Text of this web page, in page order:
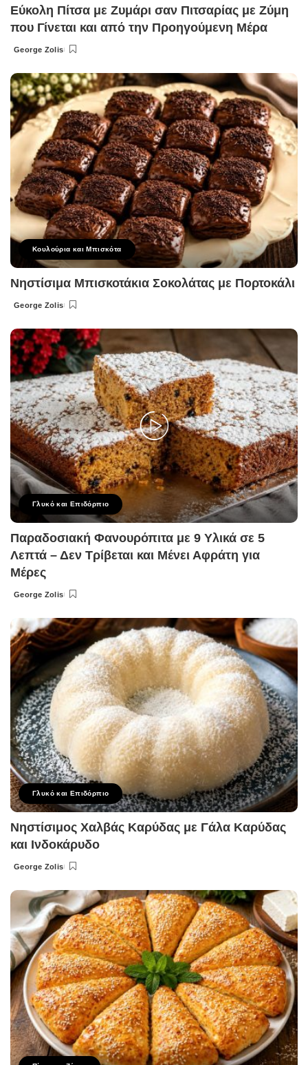
Εύκολη Πίτσα με Ζυμάρι σαν Πιτσαρίας με Ζύμη
που Γίνεται και από την Προηγούμενη Μέρα
Posted
George Zolis
Κουλούρια και Μπισκότα
Νηστίσιμα Μπισκοτάκια Σοκολάτας με Πορτοκάλι
Posted
George Zolis
Γλυκό και Επιδόρπιο
Παραδοσιακή Φανουρόπιτα με 9 Υλικά σε 5
Λεπτά – Δεν Τρίβεται και Μένει Αφράτη για
Μέρες
Posted
George Zolis
Γλυκό και Επιδόρπιο
Νηστίσιμος Χαλβάς Καρύδας με Γάλα Καρύδας
και Ινδοκάρυδο
Posted
George Zolis